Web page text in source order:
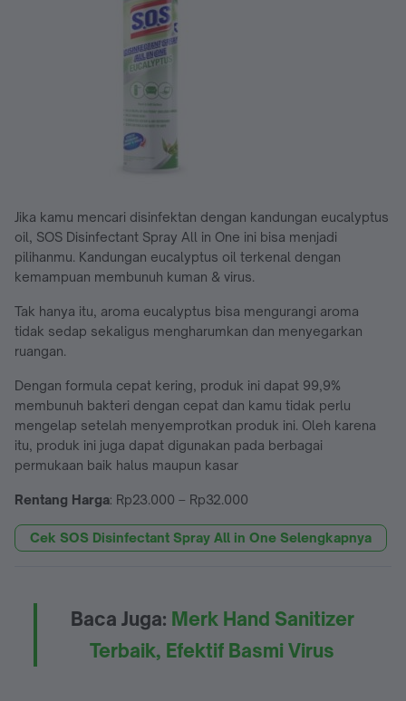
Jika kamu mencari disinfektan dengan kandungan eucalyptus
oil, SOS Disinfectant Spray All in One ini bisa menjadi
pilihanmu. Kandungan eucalyptus oil terkenal dengan
kemampuan membunuh kuman & virus.
Tak hanya itu, aroma eucalyptus bisa mengurangi aroma
tidak sedap sekaligus mengharumkan dan menyegarkan
ruangan.
Dengan formula cepat kering, produk ini dapat 99,9%
membunuh bakteri dengan cepat dan kamu tidak perlu
mengelap setelah menyemprotkan produk ini. Oleh karena
itu, produk ini juga dapat digunakan pada berbagai
permukaan baik halus maupun kasar
Rentang Harga: Rp23.000 – Rp32.000
Cek SOS Disinfectant Spray All in One Selengkapnya
Baca Juga: Merk Hand Sanitizer
Terbaik, Efektif Basmi Virus